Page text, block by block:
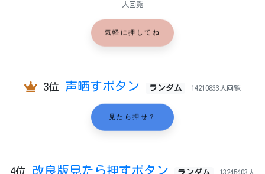
人回覧
気軽に押してね
3位 声晒すボタン ランダム 14210833人回覧
見たら押せ？
4位 改良版見たら押すボタン 13245403人